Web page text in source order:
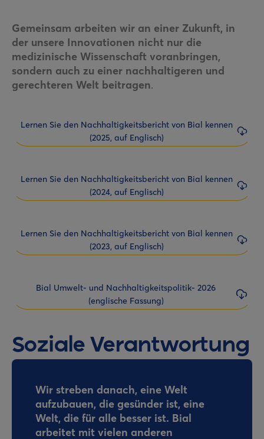
Gemeinsam arbeiten wir an einer Zukunft, in
der unsere Innovationen nicht nur die
medizinische Wissenschaft voranbringen,
sondern auch zu einer nachhaltigeren und
gerechteren Welt beitragen.
Lernen Sie den Nachhaltigkeitsbericht von Bial kennen
(2025, auf Englisch)
Lernen Sie den Nachhaltigkeitsbericht von Bial kennen
(2024, auf Englisch)
Lernen Sie den Nachhaltigkeitsbericht von Bial kennen
(2023, auf Englisch)
Bial Umwelt- und Nachhaltigkeitspolitik- 2026
(englische Fassung)
Soziale Verantwortung
Wir streben danach, eine Welt
aufzubauen, die gesünder ist, eine
Welt, die für alle besser ist. Bial
arbeitet mit vielen anderen